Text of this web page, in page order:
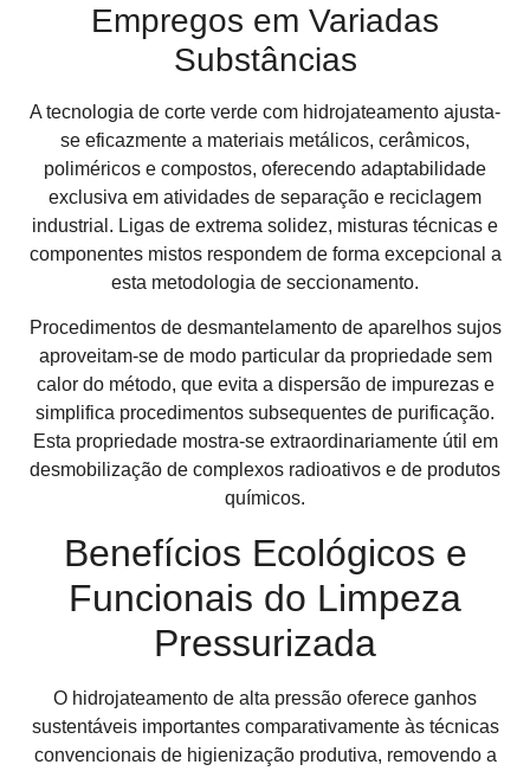
Empregos em Variadas
Substâncias
A tecnologia de corte verde com hidrojateamento ajusta-
se eficazmente a materiais metálicos, cerâmicos,
poliméricos e compostos, oferecendo adaptabilidade
exclusiva em atividades de separação e reciclagem
industrial. Ligas de extrema solidez, misturas técnicas e
componentes mistos respondem de forma excepcional a
esta metodologia de seccionamento.
Procedimentos de desmantelamento de aparelhos sujos
aproveitam-se de modo particular da propriedade sem
calor do método, que evita a dispersão de impurezas e
simplifica procedimentos subsequentes de purificação.
Esta propriedade mostra-se extraordinariamente útil em
desmobilização de complexos radioativos e de produtos
químicos.
Benefícios Ecológicos e
Funcionais do Limpeza
Pressurizada
O hidrojateamento de alta pressão oferece ganhos
sustentáveis importantes comparativamente às técnicas
convencionais de higienização produtiva, removendo a